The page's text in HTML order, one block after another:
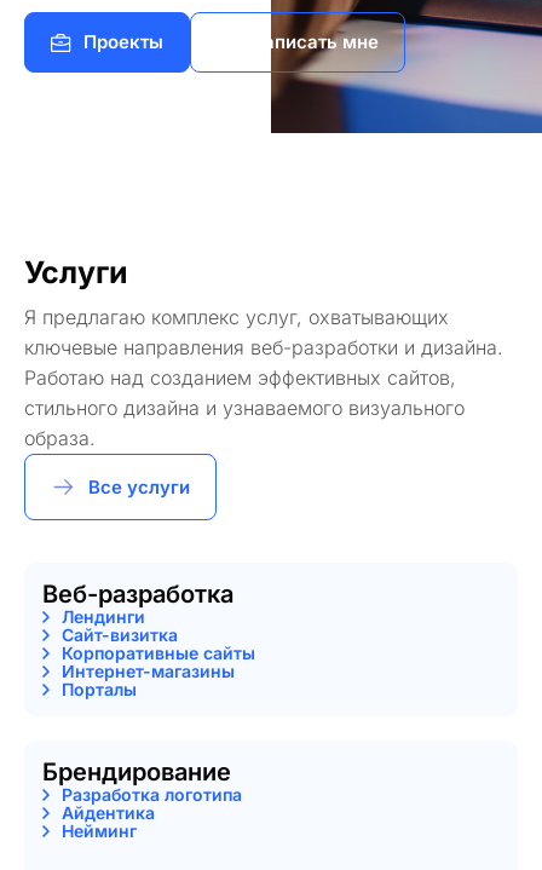
Проекты Написать мне
Услуги
Я предлагаю комплекс услуг, охватывающих
ключевые направления веб-разработки и дизайна.
Работаю над созданием эффективных сайтов,
стильного дизайна и узнаваемого визуального
образа.
Все услуги
Веб-разработка
Лендинги
Сайт-визитка
Корпоративные сайты
Интернет-магазины
Порталы
Брендирование
Разработка логотипа
Айдентика
Нейминг